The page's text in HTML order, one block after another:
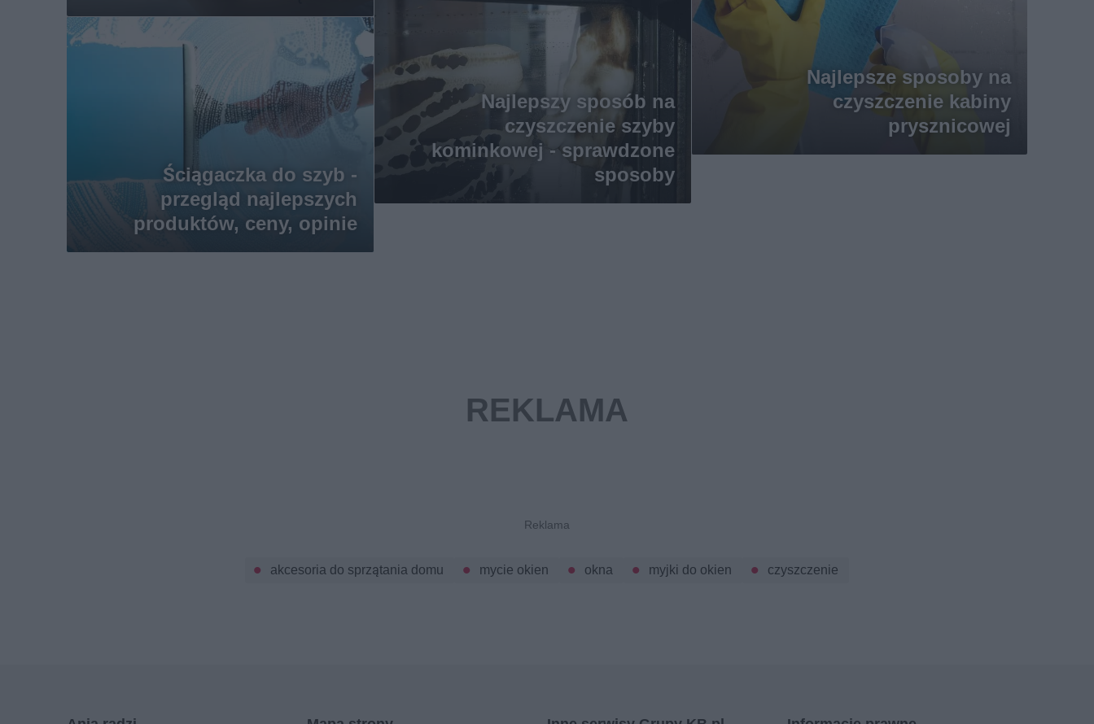
Ściągaczka do szyb -
przegląd najlepszych
produktów, ceny, opinie
Najlepszy sposób na
czyszczenie szyby
kominkowej - sprawdzone
sposoby
Najlepsze sposoby na
czyszczenie kabiny
prysznicowej
akcesoria do sprzątania domu mycie okien okna myjki do okien czyszczenie